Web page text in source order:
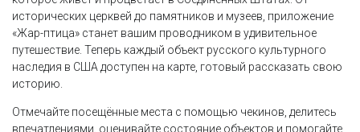
исторических церквей до памятников и музеев, приложение
«Жар-птица» станет вашим проводником в удивительное
путешествие. Теперь каждый объект русского культурного
наследия в США доступен на карте, готовый рассказать свою
историю.
Отмечайте посещённые места с помощью чекинов, делитесь
впечатлениями, оценивайте состояние объектов и помогайте